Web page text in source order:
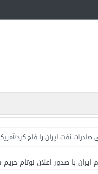
صادرات نفت ایران را فلج کرد/
ایران با صدور اعلان نوتام